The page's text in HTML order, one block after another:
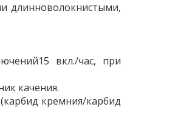
длинноволокнистыми,
вкл./час, при
качения.
кремния/карбид